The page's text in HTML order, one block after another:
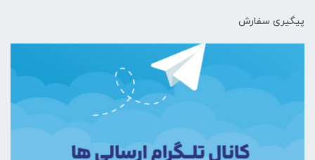
پیگیری سفارش